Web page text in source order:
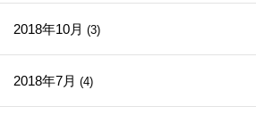
2018年10月 (3)
2018年7月 (4)